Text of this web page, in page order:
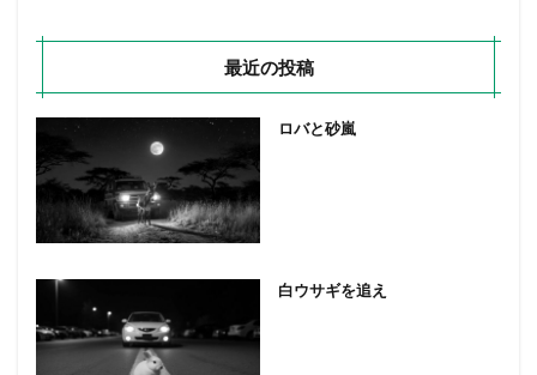
最近の投稿
ロバと砂嵐
白ウサギを追え